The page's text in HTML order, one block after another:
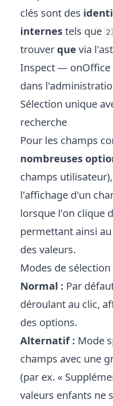
clés sont des
internestels que
trouver que via
Inspect — onOffice
dans
Sélection unique
recherche
Pour les champs
nombreuses
champs
l'affichage d'un
lorsque l'on clique
permettant ainsi
des valeurs.
Modes de
Normal : Par
déroulant au clic,
des options.
Alternatif : Mode
champs avec une
(par ex. «
valeurs enfants ne